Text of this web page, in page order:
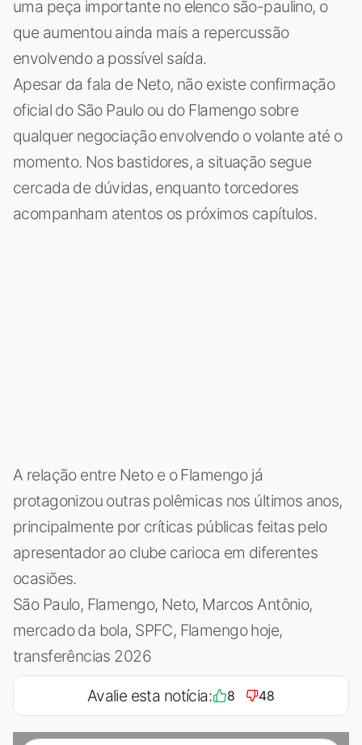
uma peça importante no elenco são-paulino, o
que aumentou ainda mais a repercussão
envolvendo a possível saída.
Apesar da fala de Neto, não existe confirmação
oficial do São Paulo ou do Flamengo sobre
qualquer negociação envolvendo o volante até o
momento. Nos bastidores, a situação segue
cercada de dúvidas, enquanto torcedores
acompanham atentos os próximos capítulos.
A relação entre Neto e o Flamengo já
protagonizou outras polêmicas nos últimos anos,
principalmente por críticas públicas feitas pelo
apresentador ao clube carioca em diferentes
ocasiões.
São Paulo, Flamengo, Neto, Marcos Antônio,
mercado da bola, SPFC, Flamengo hoje,
transferências 2026
Avalie esta notícia: 8 48